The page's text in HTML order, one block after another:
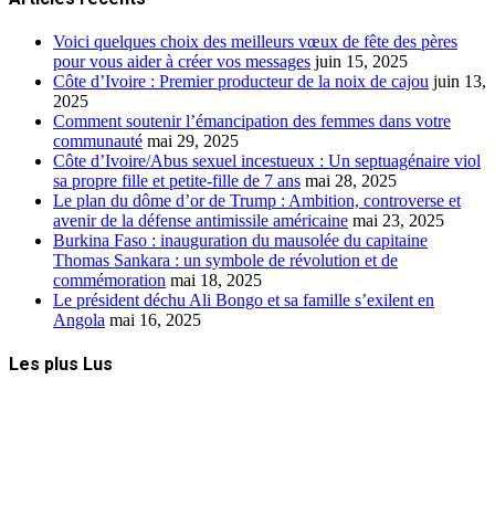
Voici quelques choix des meilleurs vœux de fête des pères
pour vous aider à créer vos messages juin 15, 2025
Côte d’Ivoire : Premier producteur de la noix de cajou juin 13,
2025
Comment soutenir l’émancipation des femmes dans votre
communauté mai 29, 2025
Côte d’Ivoire/Abus sexuel incestueux : Un septuagénaire viol
sa propre fille et petite-fille de 7 ans mai 28, 2025
Le plan du dôme d’or de Trump : Ambition, controverse et
avenir de la défense antimissile américaine mai 23, 2025
Burkina Faso : inauguration du mausolée du capitaine
Thomas Sankara : un symbole de révolution et de
commémoration mai 18, 2025
Le président déchu Ali Bongo et sa famille s’exilent en
Angola mai 16, 2025
Les plus Lus